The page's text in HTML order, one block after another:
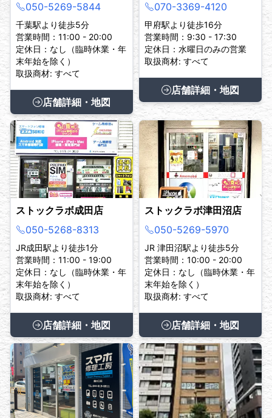
050-5269-5844
千葉駅より徒歩5分
営業時間：11:00 - 20:00
定休日：なし（臨時休業・年
末年始を除く）
取扱商材: すべて
店舗詳細・地図
070-3369-4120
甲府駅より徒歩16分
営業時間：9:30 - 17:30
定休日：水曜日のみの営業
取扱商材: すべて
店舗詳細・地図
ストックラボ成田店
050-5268-8313
JR成田駅より徒歩1分
営業時間：11:00 - 19:00
定休日：なし（臨時休業・年
末年始を除く）
取扱商材: すべて
店舗詳細・地図
ストックラボ津田沼店
050-5269-5970
JR 津田沼駅より徒歩5分
営業時間：10:00 - 20:00
定休日：なし（臨時休業・年
末年始を除く）
取扱商材: すべて
店舗詳細・地図